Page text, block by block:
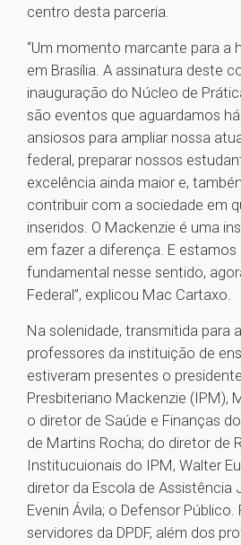
centro desta parceria.
“Um momento marcante para a
em Brasília. A assinatura deste
inauguração do Núcleo de
são eventos que aguardamos
ansiosos para ampliar nossa
federal, preparar nossos
excelência ainda maior e,
contribuir com a sociedade em
inseridos. O Mackenzie é uma
em fazer a diferença. E
fundamental nesse sentido,
Federal”, explicou Mac Cartaxo.
Na solenidade, transmitida para
professores da instituição de
estiveram presentes o
Presbiteriano Mackenzie (IPM),
o diretor de Saúde e Finanças
de Martins Rocha; do diretor de
Institucuionais do IPM, Walter
diretor da Escola de Assistência
Evenin Ávila; o Defensor Público.
servidores da DPDF, além dos